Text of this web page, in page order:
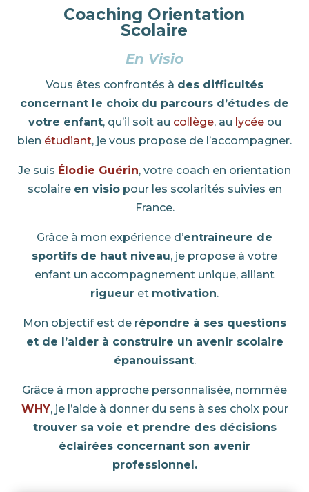
Coaching Orientation
Scolaire
En Visio
Vous êtes confrontés à des difficultés
concernant le choix du parcours d’études de
votre enfant, qu’il soit au collège, au lycéeou
bien étudiant, je vous propose de l’accompagner.
Je suis Élodie Guérin, votre coach en orientation
scolaire en visiopour les scolarités suivies en
France.
Grâce à mon expérience d’entraîneure de
sportifs de haut niveau, je propose à votre
enfant un accompagnement unique, alliant
rigueur et motivation.
Mon objectif est de répondre à ses questions
et de l’aider à construire un avenir scolaire
épanouissant.
Grâce à mon approche personnalisée, nommée
WHY, je l’aide à donner du sens à ses choix pour
trouver sa voie et prendre des décisions
éclairées concernant son avenir
professionnel.